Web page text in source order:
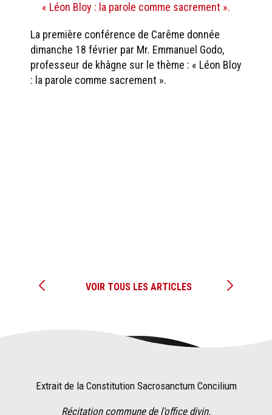
« Léon Bloy : la parole comme sacrement ».
La première conférence de Carême donnée
dimanche 18 février par Mr. Emmanuel Godo,
professeur de khâgne sur le thème : « Léon Bloy
: la parole comme sacrement ».
VOIR TOUS LES ARTICLES
Extrait de la Constitution Sacrosanctum Concilium
Récitation commune de l'office divin.